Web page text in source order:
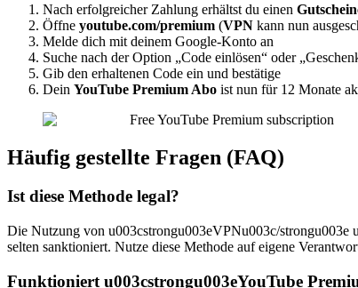
Nach erfolgreicher Zahlung erhältst du einen
Öffne youtube.com/premium (VPN kann nun
Melde dich mit deinem Google-Konto an
Suche nach der Option „Code einlösen“ oder
Gib den erhaltenen Code ein und bestätige
Dein YouTube Premium Abo ist nun für 12 Monate
Häufig gestellte Fragen (FAQ)
Ist diese Methode legal?
Die Nutzung von u003cstrongu003eVPNu003c/strongu003e
selten sanktioniert. Nutze diese Methode auf eigene
Funktioniert u003cstrongu003eYouTube